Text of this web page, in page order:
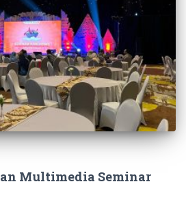
Multimedia Seminar